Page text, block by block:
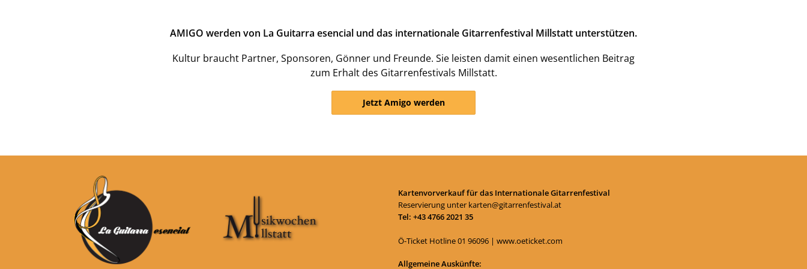
AMIGO werden von La Guitarra esencial und das internationale Gitarrenfestival Millstatt unterstützen.
Kultur braucht Partner, Sponsoren, Gönner und Freunde. Sie leisten damit einen wesentlichen Beitrag
zum Erhalt des Gitarrenfestivals Millstatt.
Jetzt Amigo werden
Kartenvorverkauf für das Internationale Gitarrenfestival
Reservierung unter karten@gitarrenfestival.at
Tel: +43 4766 2021 35
Ö-Ticket Hotline01 96096| www.oeticket.com
Allgemeine Auskünfte: